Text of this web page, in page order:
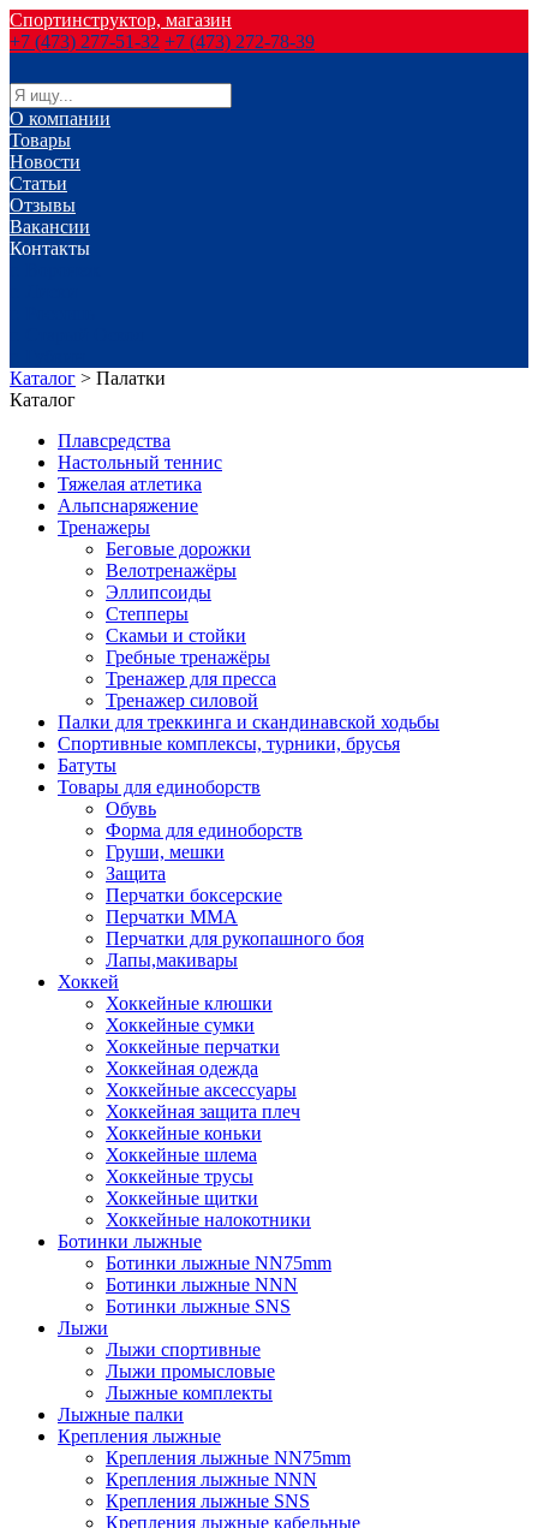
Спортинструктор, магазин
+7 (473) 277-51-32 +7 (473) 272-78-39
О компании
Товары
Новости
Статьи
Отзывы
Вакансии
Контакты
Каталог > Палатки
Каталог
Плавсредства
Настольный теннис
Тяжелая атлетика
Альпснаряжение
Тренажеры
Беговые дорожки
Велотренажёры
Эллипсоиды
Степперы
Скамьи и стойки
Гребные тренажёры
Тренажер для пресса
Тренажер силовой
Палки для треккинга и скандинавской ходьбы
Спортивные комплексы, турники, брусья
Батуты
Товары для единоборств
Обувь
Форма для единоборств
Груши, мешки
Защита
Перчатки боксерские
Перчатки ММА
Перчатки для рукопашного боя
Лапы,макивары
Хоккей
Хоккейные клюшки
Хоккейные сумки
Хоккейные перчатки
Хоккейная одежда
Хоккейные аксессуары
Хоккейная защита плеч
Хоккейные коньки
Хоккейные шлема
Хоккейные трусы
Хоккейные щитки
Хоккейные налокотники
Ботинки лыжные
Ботинки лыжные NN75mm
Ботинки лыжные NNN
Ботинки лыжные SNS
Лыжи
Лыжи спортивные
Лыжи промысловые
Лыжные комплекты
Лыжные палки
Крепления лыжные
Крепления лыжные NN75mm
Крепления лыжные NNN
Крепления лыжные SNS
Крепления лыжные кабельные